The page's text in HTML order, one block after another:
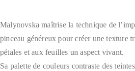
Malynovska maîtrise la technique de
pinceau généreux pour créer une texture
pétales et aux feuilles un aspect vivant.
Sa palette de couleurs contraste des